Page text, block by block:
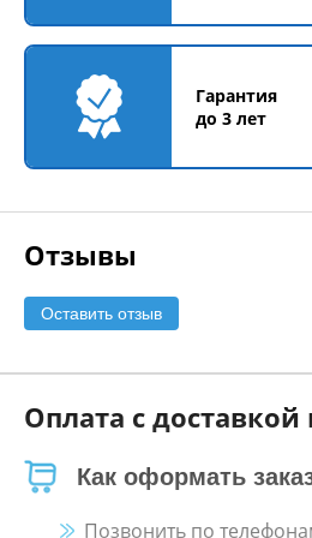
Гарантия
до 3 лет
Отзывы
Оставить отзыв
Оплата с доставкой
Как оформать
Позвонить по